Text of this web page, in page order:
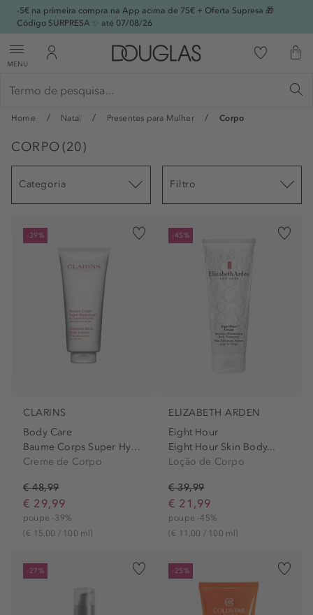
-5€ na primeira compra na App acima de 75€ + Oferta Supresa 🎁
Código SURPRESA ✨ até 07/08/26
MENU
Home Natal Presentes para Mulher Corpo
CORPO (20)
Categoria Filtro
-39%
CLARINS
Body Care
Baume Corps Super Hydratant
Creme de Corpo
€ 48,99
€ 29,99
poupe -39%
(€ 15,00 / 100 ml)
-45%
ELIZABETH ARDEN
Eight Hour
Eight Hour Skin Body...
Loção de Corpo
€ 39,99
€ 21,99
poupe -45%
(€ 11,00 / 100 ml)
-27% -25%